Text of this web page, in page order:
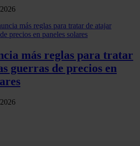
más reglas para tratar
guerras de precios en